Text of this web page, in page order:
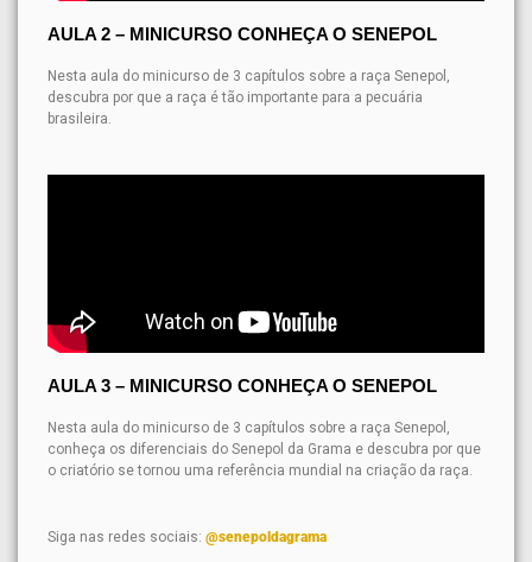
AULA 2 – MINICURSO CONHEÇA O SENEPOL
Nesta aula do minicurso de 3 capítulos sobre a raça Senepol,
descubra por que a raça é tão importante para a pecuária
brasileira.
AULA 3 – MINICURSO CONHEÇA O SENEPOL
Nesta aula do minicurso de 3 capítulos sobre a raça Senepol,
conheça os diferenciais do Senepol da Grama e descubra por que
o criatório se tornou uma referência mundial na criação da raça.
Siga nas redes sociais: @senepoldagrama